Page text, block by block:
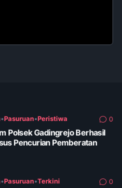
•Pasuruan•Peristiwa 0
Polsek Gadingrejo Berhasil
Pencurian Pemberatan
•Pasuruan•Terkini 0